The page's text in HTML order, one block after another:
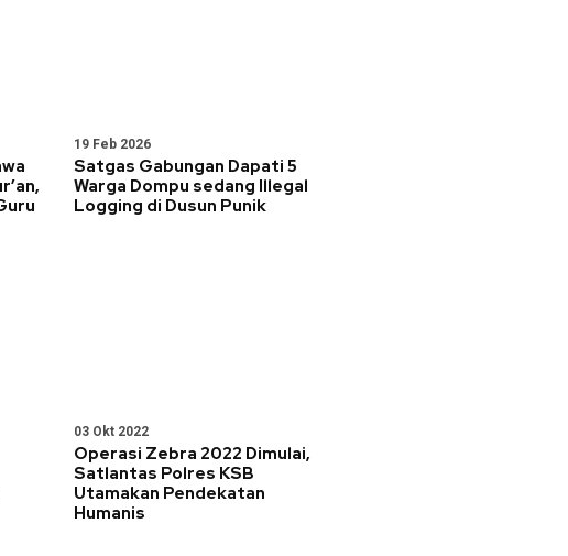
19 Feb 2026
Satgas Gabungan Dapati 5
Warga Dompu sedang Illegal
Logging di Dusun Punik
03 Okt 2022
Operasi Zebra 2022 Dimulai,
Satlantas Polres KSB
Utamakan Pendekatan
Humanis